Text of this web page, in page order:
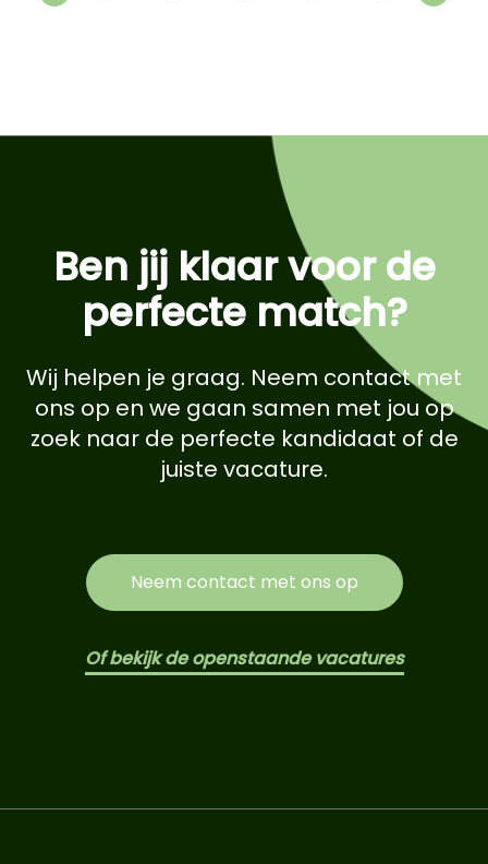
Ben jij klaar voor de
perfecte match?
Wij helpen je graag. Neem contact met
ons op en we gaan samen met jou op
zoek naar de perfecte kandidaat of de
juiste vacature.
Neem contact met ons op
Of bekijk de openstaande vacatures